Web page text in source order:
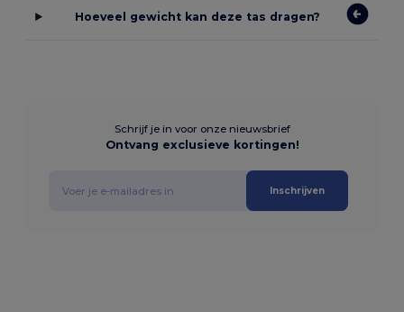
Hoeveel gewicht kan deze tas dragen?
Schrijf je in voor onze nieuwsbrief
Ontvang exclusieve kortingen!
Inschrijven